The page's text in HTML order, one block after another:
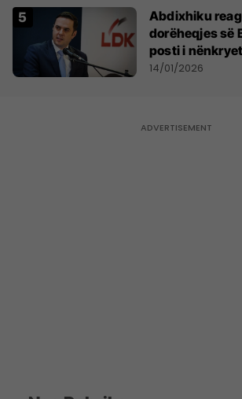
Abdixhiku
dorëheqjes së
posti i
14/01/2026